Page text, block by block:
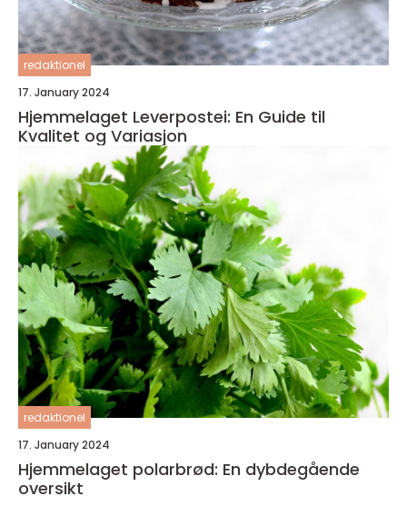
redaktionel
17. January 2024
Hjemmelaget Leverpostei: En Guide til
Kvalitet og Variasjon
redaktionel
17. January 2024
Hjemmelaget polarbrød: En dybdegående
oversikt